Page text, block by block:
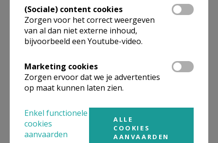
Over het lorktakje dat ik al 30 jaar
koester ~ Hilde Stinkens
(Sociale) content cookies
Zorgen voor het correct weergeven
van al dan niet externe inhoud,
bijvoorbeeld een Youtube-video.
Marketing cookies
Zorgen ervoor dat we je advertenties
op maat kunnen laten zien.
Enkel functionele
cookies
aanvaarden
ALLE
COOKIES
AANVAARDEN